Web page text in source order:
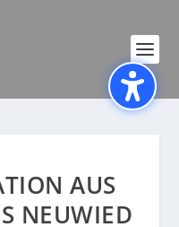
AUS
NEUWIED